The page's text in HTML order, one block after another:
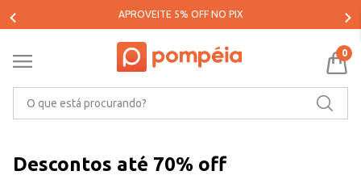
APROVEITE 5% OFF NO PIX
0
Descontos até 70% off